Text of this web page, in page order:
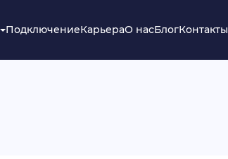
ПодключениеКарьераО насБлогКонтакты